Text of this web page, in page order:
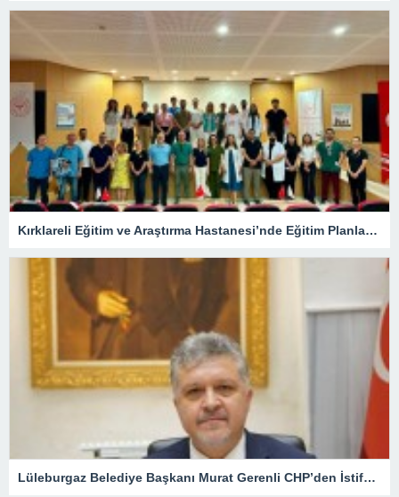
Kırklareli Eğitim ve Araştırma Hastanesi’nde Eğitim Planlaması Masaya Yatırıldı
Lüleburgaz Belediye Başkanı Murat Gerenli CHP’den İstifa Etti